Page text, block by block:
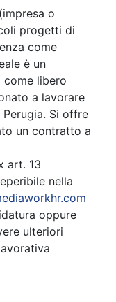
o
progetti di
come
è un
come libero
a lavorare
Si offre
un contratto a
art. 13
nella
oppure
ulteriori